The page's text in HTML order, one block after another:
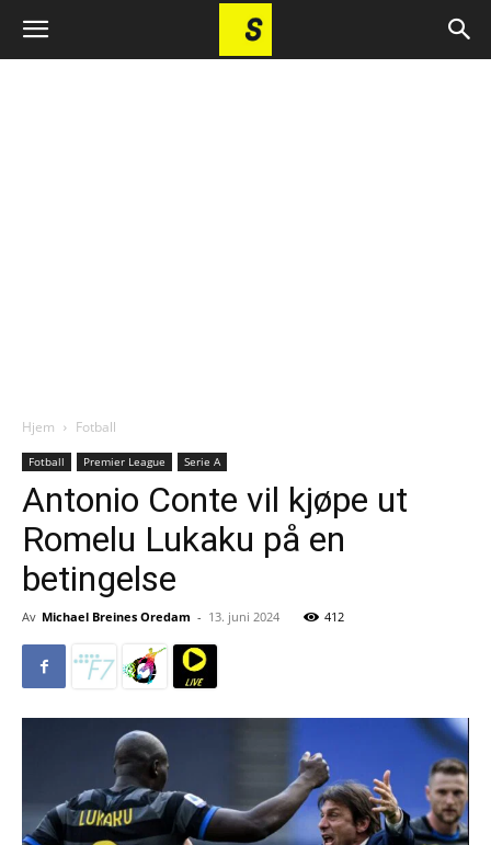
Hjem Fotball
Fotball Premier League Serie A
Antonio Conte vil kjøpe ut
Romelu Lukaku på en
betingelse
Av Michael Breines Oredam - 13. juni 2024 412